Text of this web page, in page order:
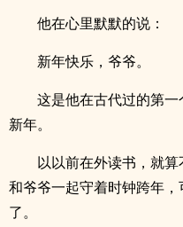
他在心里默默的说：
新年快乐，爷爷。
这是他在古代过的第
新年。
以以前在外读书，就算
和爷爷一起守着时钟跨年
了。